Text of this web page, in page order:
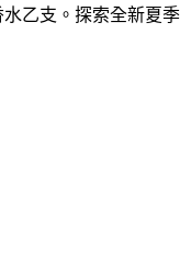
乙支。探索全新夏季